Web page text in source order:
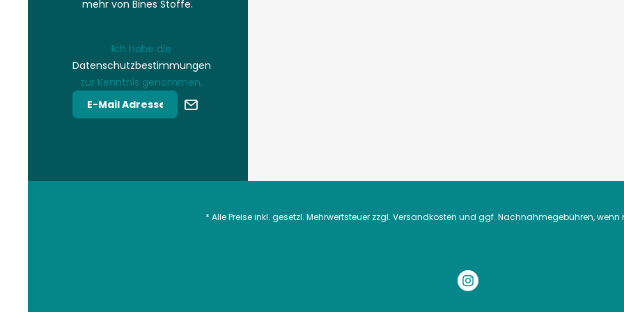
mehr von Bines Stoffe.
Ich habe die
Datenschutzbestimmungen
zur Kenntnis genommen.
* Alle Preise inkl. gesetzl. Mehrwertsteuer zzgl. Versandkosten und ggf. Nachnahmegebühren, wenn